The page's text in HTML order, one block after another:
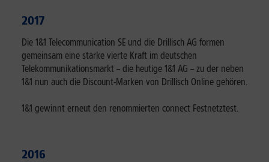
2017
Die 1&1 Telecommunication SE und die Drillisch AG formen
gemeinsam eine starke vierte Kraft im deutschen
Telekommunikationsmarkt – die heutige 1&1 AG – zu der neben
1&1 nun auch die Discount-Marken von Drillisch Online gehören.
1&1 gewinnt erneut den renommierten connect Festnetztest.
2016